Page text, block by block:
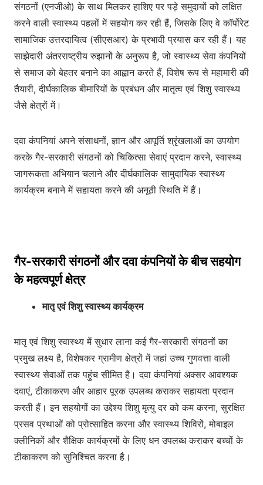
संगठनों (एनजीओ) के साथ मिलकर हाशिए पर पड़े समुदायों को लक्षित
करने वाली स्वास्थ्य पहलों में सहयोग कर रही हैं, जिसके लिए वे कॉर्पोरेट
सामाजिक उत्तरदायित्व (सीएसआर) के प्रभावी प्रयास कर रही हैं। यह
साझेदारी अंतरराष्ट्रीय रुझानों के अनुरूप है, जो स्वास्थ्य सेवा कंपनियों
से समाज को बेहतर बनाने का आह्वान करते हैं, विशेष रूप से महामारी की
तैयारी, दीर्घकालिक बीमारियों के प्रबंधन और मातृत्व एवं शिशु स्वास्थ्य
जैसे क्षेत्रों में।
दवा कंपनियां अपने संसाधनों, ज्ञान और आपूर्ति श्रृंखलाओं का उपयोग
करके गैर-सरकारी संगठनों को चिकित्सा सेवाएं प्रदान करने, स्वास्थ्य
जागरूकता अभियान चलाने और दीर्घकालिक सामुदायिक स्वास्थ्य
कार्यक्रम बनाने में सहायता करने की अनूठी स्थिति में हैं।
गैर-सरकारी संगठनों और दवा कंपनियों के बीच सहयोग
के महत्वपूर्ण क्षेत्र
मातृ एवं शिशु स्वास्थ्य कार्यक्रम
मातृ एवं शिशु स्वास्थ्य में सुधार लाना कई गैर-सरकारी संगठनों का
प्रमुख लक्ष्य है, विशेषकर ग्रामीण क्षेत्रों में जहां उच्च गुणवत्ता वाली
स्वास्थ्य सेवाओं तक पहुंच सीमित है। दवा कंपनियां अक्सर आवश्यक
दवाएं, टीकाकरण और आहार पूरक उपलब्ध कराकर सहायता प्रदान
करती हैं। इन सहयोगों का उद्देश्य शिशु मृत्यु दर को कम करना, सुरक्षित
प्रसव प्रथाओं को प्रोत्साहित करना और स्वास्थ्य शिविरों, मोबाइल
क्लीनिकों और शैक्षिक कार्यक्रमों के लिए धन उपलब्ध कराकर बच्चों के
टीकाकरण को सुनिश्चित करना है।